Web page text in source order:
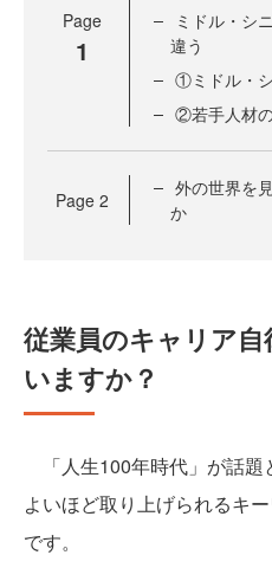
Page
1
ミドル・シ
違う
①ミドル・
②若手人材
Page 2
外の世界を
か
従業員のキャリア
いますか？
「人生100年時代」が話題
よいほど取り上げられるキ
です。